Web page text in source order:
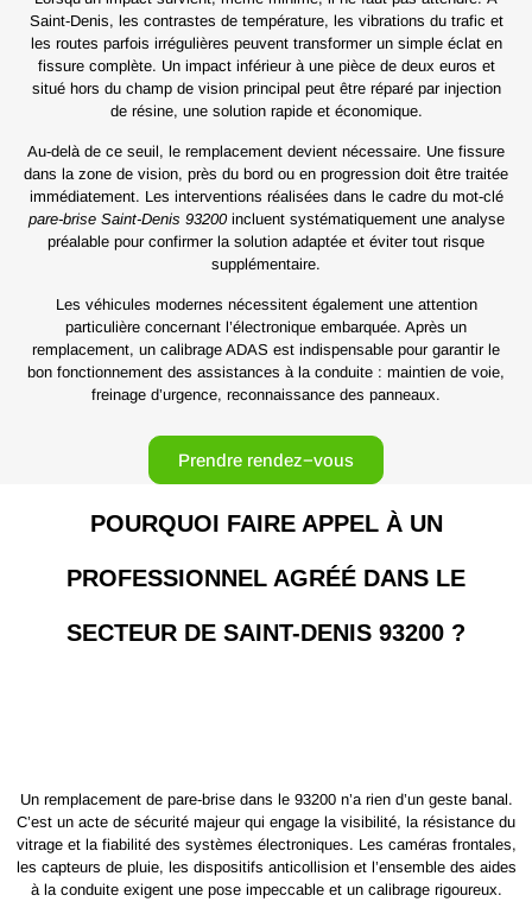
Saint-Denis, les contrastes de température, les vibrations du trafic et
les routes parfois irrégulières peuvent transformer un simple éclat en
fissure complète. Un impact inférieur à une pièce de deux euros et
situé hors du champ de vision principal peut être réparé par injection
de résine, une solution rapide et économique.
Au-delà de ce seuil, le remplacement devient nécessaire. Une fissure
dans la zone de vision, près du bord ou en progression doit être traitée
immédiatement. Les interventions réalisées dans le cadre du mot-clé
pare-brise Saint-Denis 93200incluent systématiquement une analyse
préalable pour confirmer la solution adaptée et éviter tout risque
supplémentaire.
Les véhicules modernes nécessitent également une attention
particulière concernant l’électronique embarquée. Après un
remplacement, un calibrage ADAS est indispensable pour garantir le
bon fonctionnement des assistances à la conduite : maintien de voie,
freinage d’urgence, reconnaissance des panneaux.
Prendre rendez−vous
POURQUOI FAIRE APPEL À UN
PROFESSIONNEL AGRÉÉ DANS LE
SECTEUR DE SAINT-DENIS 93200 ?
Un remplacement de pare-brise dans le 93200 n’a rien d’un geste banal.
C’est un acte de sécurité majeur qui engage la visibilité, la résistance du
vitrage et la fiabilité des systèmes électroniques. Les caméras frontales,
les capteurs de pluie, les dispositifs anticollision et l’ensemble des aides
à la conduite exigent une pose impeccable et un calibrage rigoureux.